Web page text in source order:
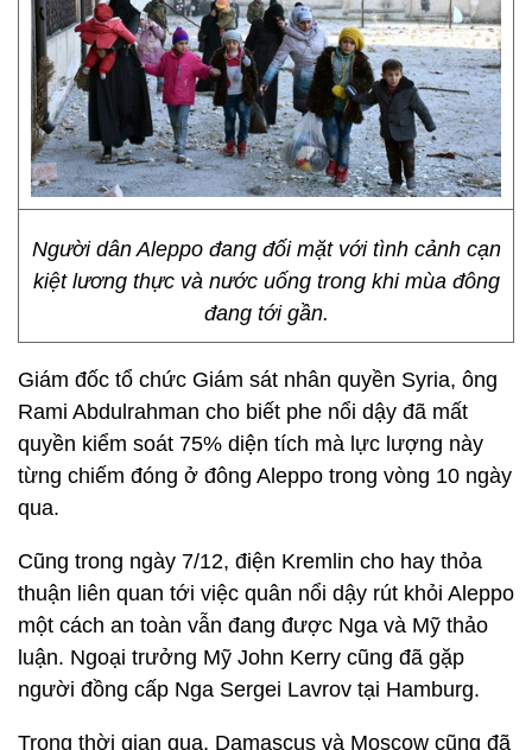
Người dân Aleppo đang đối mặt với tình cảnh cạn
kiệt lương thực và nước uống trong khi mùa đông
đang tới gần.
Giám đốc tổ chức Giám sát nhân quyền Syria, ông
Rami Abdulrahman cho biết phe nổi dậy đã mất
quyền kiểm soát 75% diện tích mà lực lượng này
từng chiếm đóng ở đông Aleppo trong vòng 10 ngày
qua.
Cũng trong ngày 7/12, điện Kremlin cho hay thỏa
thuận liên quan tới việc quân nổi dậy rút khỏi Aleppo
một cách an toàn vẫn đang được Nga và Mỹ thảo
luận. Ngoại trưởng Mỹ John Kerry cũng đã gặp
người đồng cấp Nga Sergei Lavrov tại Hamburg.
Trong thời gian qua, Damascus và Moscow cũng đã